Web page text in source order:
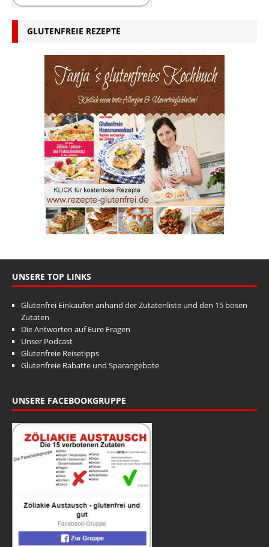
GLUTENFREIE REZEPTE
UNSERE TOP LINKS
Glutenfrei Einkaufen anhand der Zutatenliste und den 15 bösen
Zutaten
Die Antworten auf Eure Fragen
Unser Podcast
Glutenfreie Reisetipps
Glutenfreie Rabatte und Sparangebote
UNSERE FACEBOOKGRUPPE